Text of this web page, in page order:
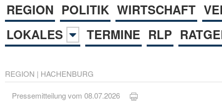
REGION POLITIK WIRTSCHAFT
LOKALES
TERMINE RLP
REGION | HACHENBURG
Pressemitteilung vom 08.07.2026